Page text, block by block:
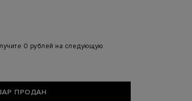
0 рублей на следующую
ПРОДАН